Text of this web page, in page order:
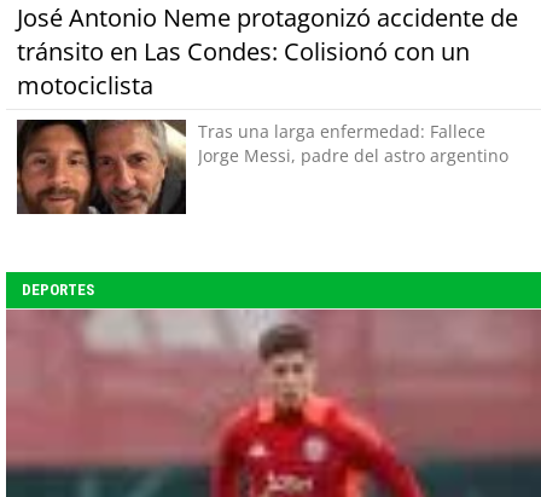
José Antonio Neme protagonizó accidente de
tránsito en Las Condes: Colisionó con un
motociclista
Tras una larga enfermedad: Fallece
Jorge Messi, padre del astro argentino
DEPORTES